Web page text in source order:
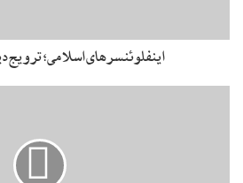
اینفلوئنسرهای اسلامی؛ ترویج